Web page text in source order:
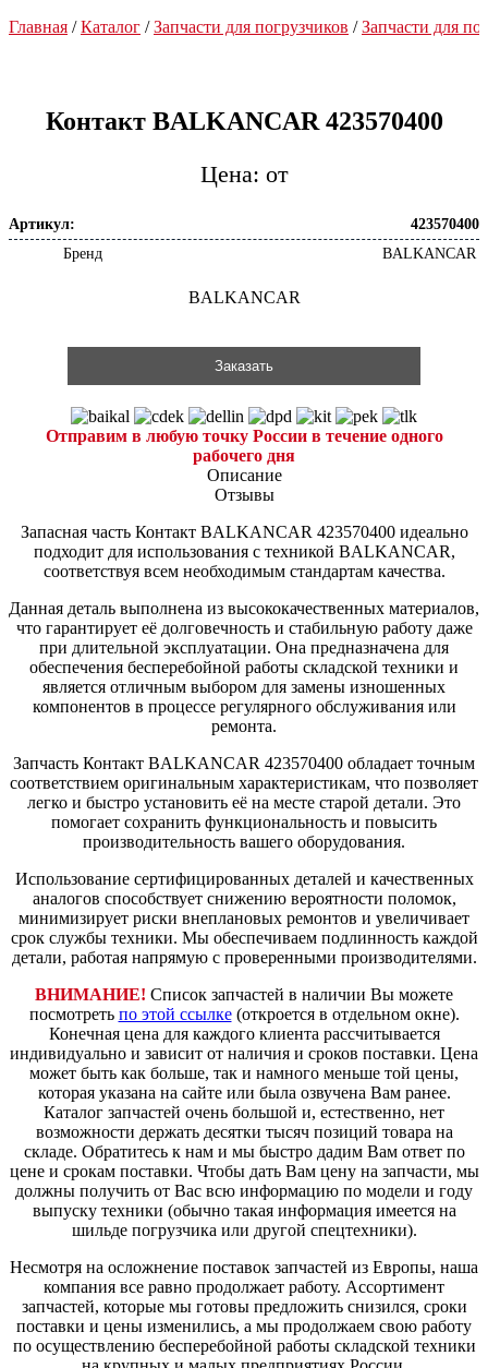
Главная /Каталог /Запчасти для погрузчиков /Запчасти для
Контакт BALKANCAR 423570400
от
Артикул:
423570400
Бренд
BALKANCAR
BALKANCAR
Заказать
Отправим в любую точку России в течение одного
рабочего дня
Описание
Отзывы
Запасная часть Контакт BALKANCAR 423570400 идеально
подходит для использования с техникой BALKANCAR,
соответствуя всем необходимым стандартам качества.
Данная деталь выполнена из высококачественных материалов,
что гарантирует её долговечность и стабильную работу даже
при длительной эксплуатации. Она предназначена для
обеспечения бесперебойной работы складской техники и
является отличным выбором для замены изношенных
компонентов в процессе регулярного обслуживания или
ремонта.
Запчасть Контакт BALKANCAR 423570400 обладает точным
соответствием оригинальным характеристикам, что позволяет
легко и быстро установить её на месте старой детали. Это
помогает сохранить функциональность и повысить
производительность вашего оборудования.
Использование сертифицированных деталей и качественных
аналогов способствует снижению вероятности поломок,
минимизирует риски внеплановых ремонтов и увеличивает
срок службы техники. Мы обеспечиваем подлинность каждой
детали, работая напрямую с проверенными производителями.
ВНИМАНИЕ! Список запчастей в наличии Вы можете
посмотреть по этой ссылке(откроется в отдельном окне).
Конечная цена для каждого клиента рассчитывается
индивидуально и зависит от наличия и сроков поставки. Цена
может быть как больше, так и намного меньше той цены,
которая указана на сайте или была озвучена Вам ранее.
Каталог запчастей очень большой и, естественно, нет
возможности держать десятки тысяч позиций товара на
складе. Обратитесь к нам и мы быстро дадим Вам ответ по
цене и срокам поставки. Чтобы дать Вам цену на запчасти, мы
должны получить от Вас всю информацию по модели и году
выпуску техники (обычно такая информация имеется на
шильде погрузчика или другой спецтехники).
Несмотря на осложнение поставок запчастей из Европы, наша
компания все равно продолжает работу. Ассортимент
запчастей, которые мы готовы предложить снизился, сроки
поставки и цены изменились, а мы продолжаем свою работу
по осуществлению бесперебойной работы складской техники